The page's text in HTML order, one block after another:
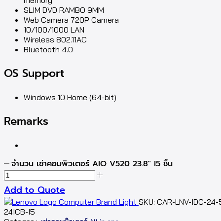
SLIM DVD RAMBO 9MM
Web Camera 720P Camera
10/100/1000 LAN
Wireless 802.11AC
Bluetooth 4.0
OS Support
Windows 10 Home (64-bit)
Remarks
จำนวน เช่าคอมพิวเตอร์ AIO V520 23.8" i5 ชิ้น
Add to Quote
SKU: CAR-LNV-IDC-
24ICB-I5